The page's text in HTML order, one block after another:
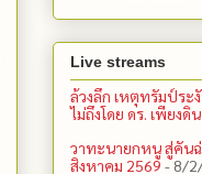
Live streams
ล้วงลึก เหตุทรัมป์ร
ไม่ถึงโดย ดร. เพียง
วาทะนายกหนู สู่คันฉ่
สิงหาคม 2569 - 8/